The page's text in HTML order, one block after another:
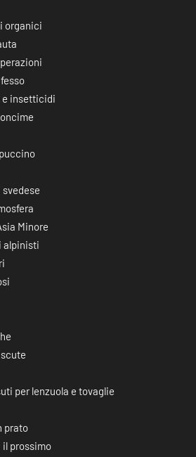
organici
e insetticidi
Minore
alpinisti
per lenzuola e tovaglie
prato
il prossimo